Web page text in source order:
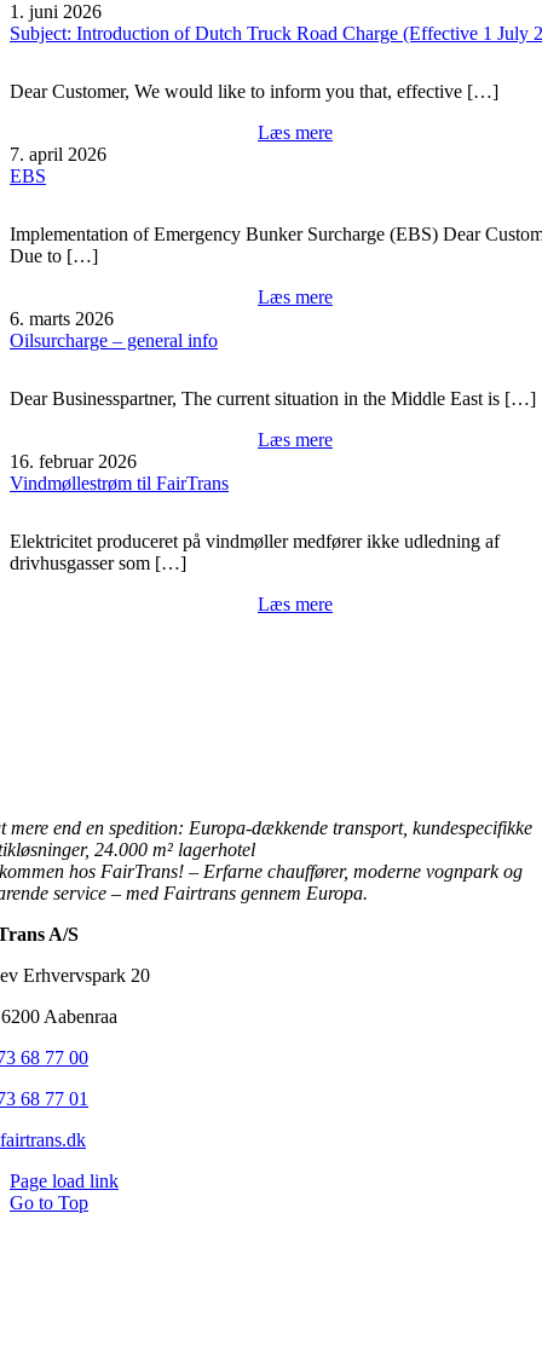
1. juni 2026
Subject: Introduction of Dutch Truck Road Charge (Effective 1 July
Dear Customer, We would like to inform you that, effective […]
Læs mere
7. april 2026
EBS
Implementation of Emergency Bunker Surcharge (EBS) Dear
Due to […]
Læs mere
6. marts 2026
Oilsurcharge – general info
Dear Businesspartner, The current situation in the Middle East is […]
Læs mere
16. februar 2026
Vindmøllestrøm til FairTrans
Elektricitet produceret på vindmøller medfører ikke udledning af
drivhusgasser som […]
Læs mere
mere end en spedition: Europa-dækkende transport, kundespecifikke
24.000 m² lagerhotel
hos FairTrans! – Erfarne chauffører, moderne vognpark og
service – med Fairtrans gennem Europa.
A/S
Erhvervspark 20
Aabenraa
68 77 00
68 77 01
Page load link
Go to Top